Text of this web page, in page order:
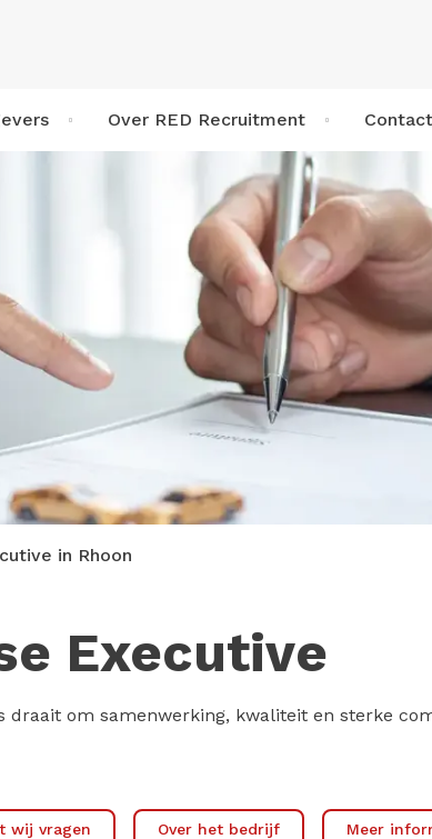
Over RED Recruitment Contact
in Rhoon
Executive
om samenwerking, kwaliteit en sterke
wij vragen Over het bedrijf Meer